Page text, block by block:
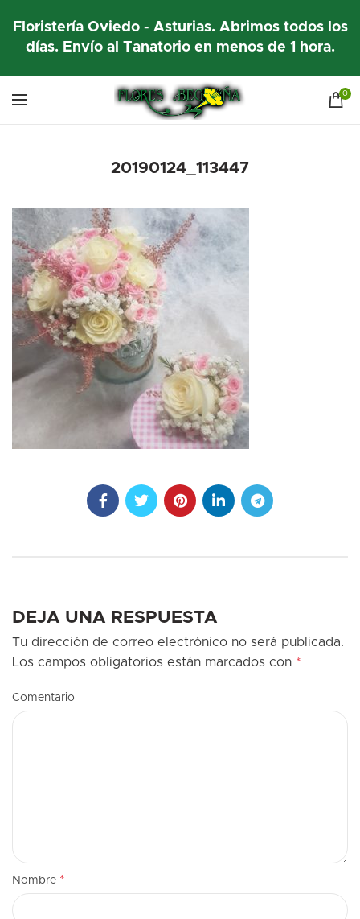
Floristería Oviedo - Asturias. Abrimos todos los
días. Envío al Tanatorio en menos de 1 hora.
0
20190124_113447
DEJA UNA RESPUESTA
Tu dirección de correo electrónico no será publicada.
Los campos obligatorios están marcados con *
Comentario
Nombre *